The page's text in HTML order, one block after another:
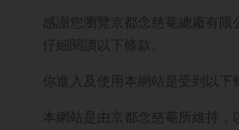
感謝您瀏覽京都念慈菴總廠有限
仔細閱讀以下條款。
你進入及使用本網站是受到以下
本網站是由京都念慈菴所維持